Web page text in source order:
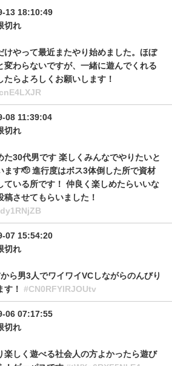
13 18:10:49
切れ
けやって最近またやり始めました。ほぼ
変わらないですが、一緒に遊んでくれる
たらよろしくお願いします！
08 11:39:04
切れ
た30代男です 楽しくみんなでやりたいと
ます🫡 進行度はボス3体倒した所で資材
ている所です！ 仲良く楽しめたらいいな
稿させてもらいました！
07 15:54:20
切れ
ら男3人でワイワイVCしながらのんびり
す！ #CN0RFYlRJOUtv
06 07:17:55
切れ
楽しく遊べる社会人の方よかったら遊び